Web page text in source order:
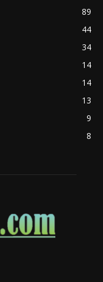
89
44
34
14
14
13
9
8